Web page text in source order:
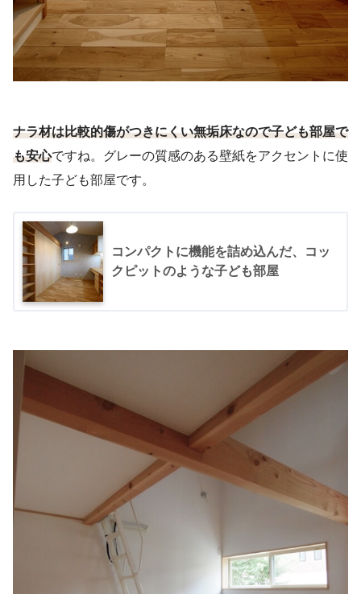
ナラ材は比較的傷がつきにくい無垢床なので子ども部屋で
も安心ですね。グレーの質感のある壁紙をアクセントに使
用した子ども部屋です。
コンパクトに機能を詰め込んだ、コッ
クピットのような子ども部屋